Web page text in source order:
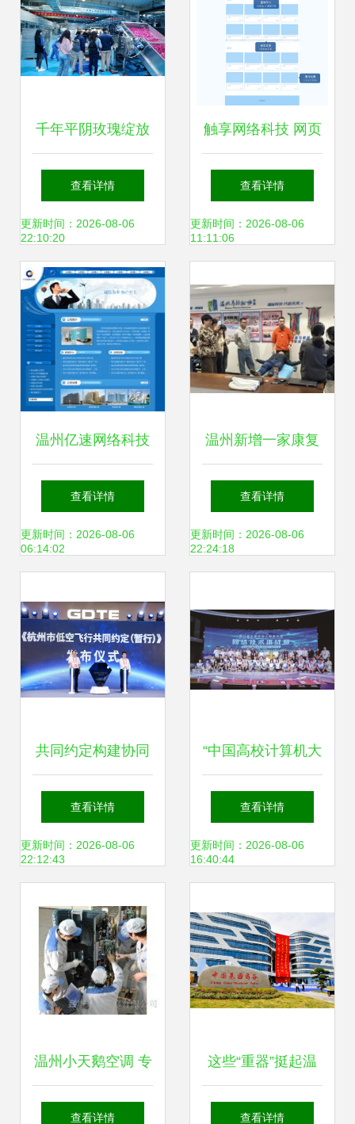
息技术赛道（高职
组）”斩获金奖，温
务佳绩
千年平阴玫瑰绽放
数字新魅力 温州网
络技术的赋能之路
查看详情
更新时间：2026-08-06
22:10:20
触享网络科技 网页
设计全攻略与温州
网络技术服务解析
查看详情
更新时间：2026-08-06
11:11:06
温州亿速网络科技
助力工程项目咨询
公司打造高效数字
查看详情
更新时间：2026-08-06
06:14:02
温州新增一家康复
中心 定位明确，网
络技术服务助力精
查看详情
更新时间：2026-08-06
22:24:18
共同约定构建协同
网络，杭州低空经
济对接会释放多项
查看详情
更新时间：2026-08-06
22:12:43
“中国高校计算机大
赛-网络技术挑战
赛”在温州举办 温
受瞩目
查看详情
更新时间：2026-08-06
16:40:44
温州小天鹅空调 专
业售后服务引领卓
查看详情
这些“重器”挺起温
州创新脊梁 解码温
查看详情